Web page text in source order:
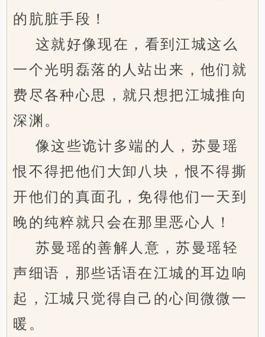
的肮脏手段！
这就好像现在，看到江城这么
一个光明磊落的人站出来，他们就
费尽各种心思，就只想把江城推向
深渊。
像这些诡计多端的人，苏曼瑶
恨不得把他们大卸八块，恨不得撕
开他们的真面孔，免得他们一天到
晚的纯粹就只会在那里恶心人！
苏曼瑶的善解人意，苏曼瑶轻
声细语，那些话语在江城的耳边响
起，江城只觉得自己的心间微微一
暖。